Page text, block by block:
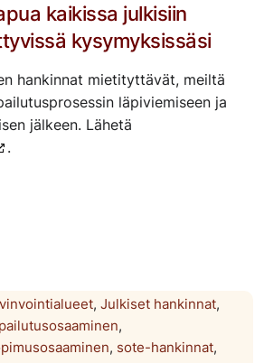
kaikissa julkisiin
kysymyksissäsi
hankinnat mietityttävät, meiltä
läpiviemiseen ja
jälkeen. Lähetä
.
,Julkiset hankinnat,
,
, sote-hankinnat,